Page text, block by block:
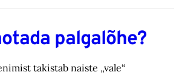
palgalõhe?
takistab naiste „vale“